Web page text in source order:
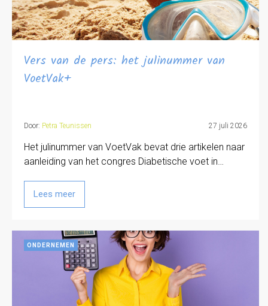
Vers van de pers: het julinummer van
VoetVak+
Door: Petra Teunissen 27 juli 2026
Het julinummer van VoetVak bevat drie artikelen naar
aanleiding van het congres Diabetische voet in…
Lees meer
ONDERNEMEN